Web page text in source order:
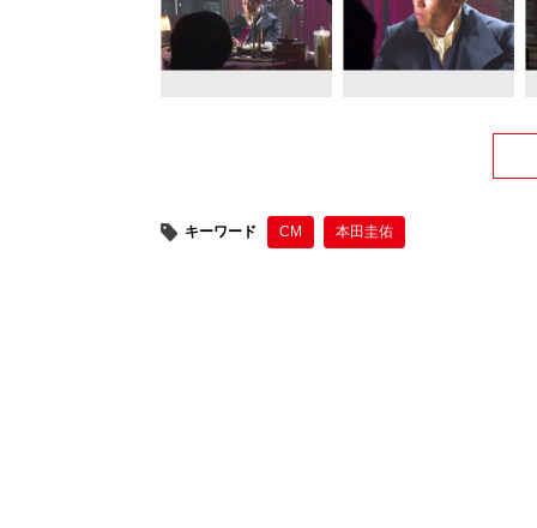
キーワード CM 本田圭佑